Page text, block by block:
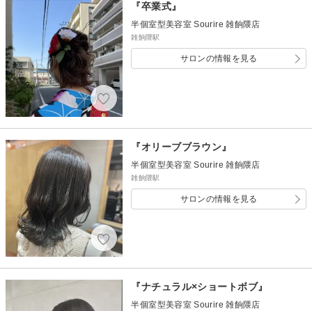
『卒業式』
半個室型美容室 Sourire 雑餉隈店
雑餉隈駅
サロンの情報を見る
『オリーブブラウン』
半個室型美容室 Sourire 雑餉隈店
雑餉隈駅
サロンの情報を見る
『ナチュラル×ショートボブ』
半個室型美容室 Sourire 雑餉隈店